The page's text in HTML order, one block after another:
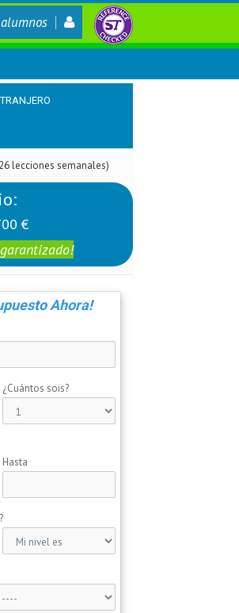
lecciones semanales)
€
Ahora!
¿Cuántos sois?
Hasta